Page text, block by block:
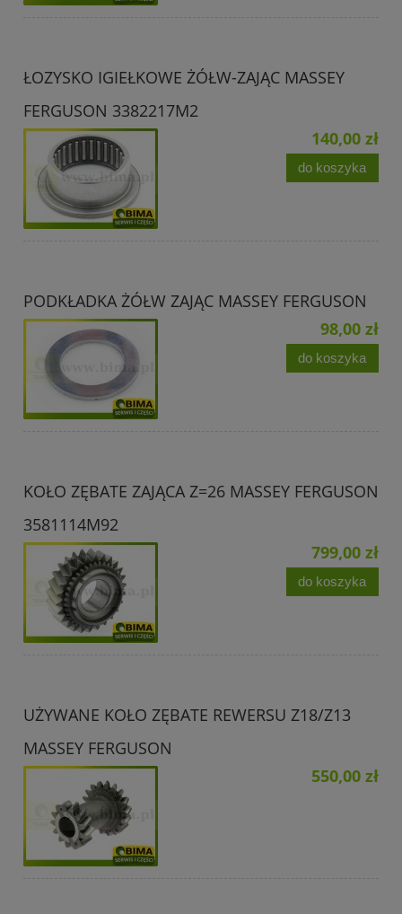
ŁOZYSKO IGIEŁKOWE ŻÓŁW-ZAJĄC MASSEY
FERGUSON 3382217M2
140,00 zł
do koszyka
PODKŁADKA ŻÓŁW ZAJĄC MASSEY FERGUSON
98,00 zł
do koszyka
KOŁO ZĘBATE ZAJĄCA Z=26 MASSEY FERGUSON
3581114M92
799,00 zł
do koszyka
UŻYWANE KOŁO ZĘBATE REWERSU Z18/Z13
MASSEY FERGUSON
550,00 zł